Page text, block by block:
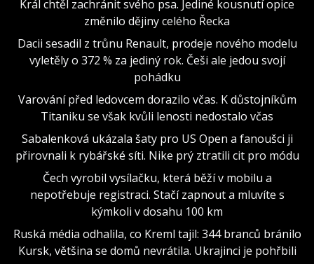
Král chtěl zachránit svého psa. Jediné kousnutí opice
změnilo dějiny celého Řecka
Dacii sesadil z trůnu Renault, prodeje nového modelu
vyletěly o 372 % za jediný rok. Češi ale jedou svojí
pohádku
Varování před ledovcem dorazilo včas. K důstojníkům
Titaniku se však kvůli lenosti nedostalo včas
Sabalenková ukázala šaty pro US Open a fanoušci ji
přirovnali k rybářské síti. Nike prý ztratili cit pro módu
Čech vyrobil vysílačku, která běží v mobilu a
nepotřebuje registraci. Stačí zapnout a mluvíte s
kýmkoli v dosahu 100 km
Ruská média odhalila, co Kreml tajil: 344 branců bránilo
Kursk, většina se domů nevrátila. Ukrajinci je pohřbili